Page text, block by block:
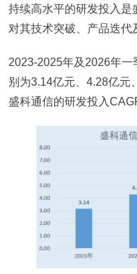
持续高水平的研发投入是
对其技术突破、产品迭代
2023-2025年及2026年一
别为3.14亿元、4.28亿元
盛科通信的研发投入